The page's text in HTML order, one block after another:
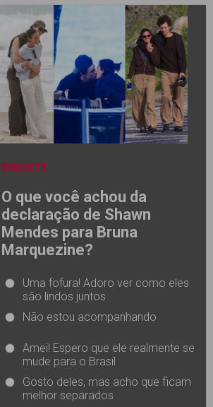
ENQUETE
O que você achou da
declaração de Shawn
Mendes para Bruna
Marquezine?
Uma fofura! Adoro ver como eles
são lindos juntos
Não estou acompanhando
Amei! Espero que ele realmente se
mude para o Brasil
Gosto deles, mas acho que ficam
melhor separados